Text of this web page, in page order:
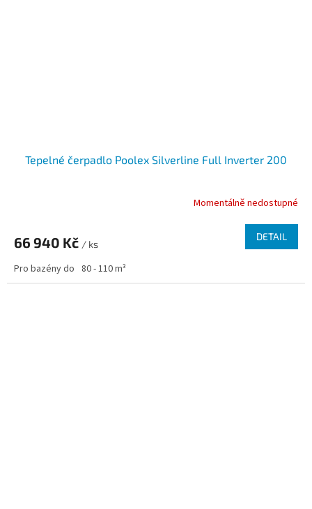
Tepelné čerpadlo Poolex Silverline Full Inverter 200
Momentálně nedostupné
66 940 Kč / ks
DETAIL
Pro bazény do 80 - 110 m³